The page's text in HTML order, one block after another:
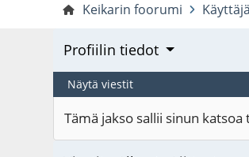
Keikarin foorumi
Profiilin tiedot
Näytä viestit
Tämä jakso sallii sinun